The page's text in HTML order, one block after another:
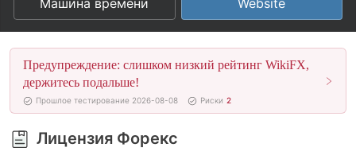
4
5
6
7
8
2
3
4
5
6
6
7
8
9
Машина времени Website
Предупреждение: слишком низкий рейтинг WikiFX,
держитесь подальше!
Прошлое тестирование 2026-08-08 Риски 2
Лицензия Форекс